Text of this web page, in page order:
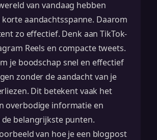
van vandaag hebben
korte aandachtsspanne. Daarom
zo effectief. Denk aan TikTok-
Reels en compacte tweets.
je boodschap snel en effectief
zonder de aandacht van je
Dit betekent vaak het
overbodige informatie en
belangrijkste punten.
van hoe je een blogpost